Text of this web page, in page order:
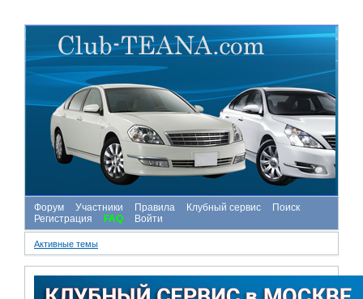
Форум Участники Правила Клубный сервис
Поиск
Регистрация
FAQ Войти
Активные темы